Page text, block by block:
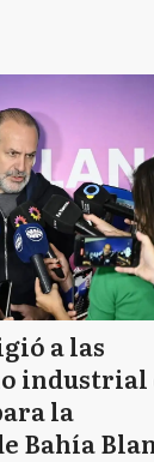
a las
industrial
la
Bahía